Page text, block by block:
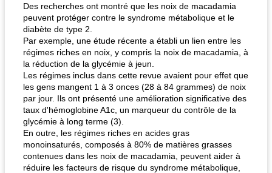
Des recherches ont montré que les noix de macadamia
peuvent protéger contre le syndrome métabolique et le
diabète de type 2.
Par exemple, une étude récente a établi un lien entre les
régimes riches en noix, y compris la noix de macadamia, à
la réduction de la glycémie à jeun.
Les régimes inclus dans cette revue avaient pour effet que
les gens mangent 1 à 3 onces (28 à 84 grammes) de noix
par jour. Ils ont présenté une amélioration significative des
taux d'hémoglobine A1c, un marqueur du contrôle de la
glycémie à long terme (3).
En outre, les régimes riches en acides gras
monoinsaturés, composés à 80% de matières grasses
contenues dans les noix de macadamia, peuvent aider à
réduire les facteurs de risque du syndrome métabolique,